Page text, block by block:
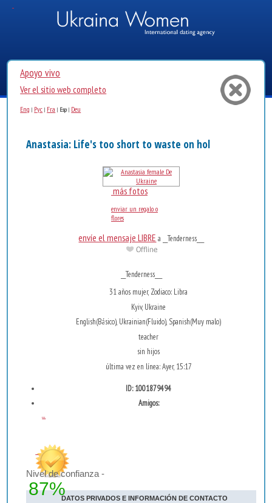
Apoyo vivo
Ver el sitio web completo
Eng | Рус | Fra | Esp| Deu
Anastasia: Life's too short to waste on holding back!
más fotos
enviar un regalo o
flores
envíe el mensaje LIBRE a __Tenderness___
__Tenderness___
31 años mujer, Zodiaco: Libra
Kyiv, Ukraine
English(Básico), Ukrainian(Fluido), Spanish(Muy malo)
teacher
sin hijos
última vez en línea: Ayer, 15:17
ID: 1001879494
Amigos:
...
Nivel de confianza -
87%DATOS PRIVADOS E INFORMACIÓN DE CONTACTO